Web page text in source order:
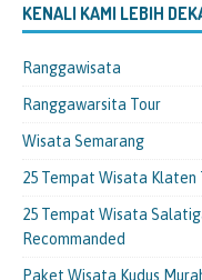
KENALI KAMI LEBIH
Ranggawisata
Ranggawarsita Tour
Wisata Semarang
25 Tempat Wisata Klaten
25 Tempat Wisata
Recommanded
Paket Wisata Kudus